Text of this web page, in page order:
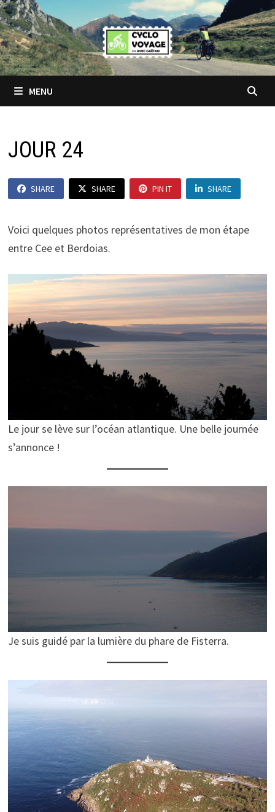
Passer
au
contenu
MENU
JOUR 24
SHARE SHARE PIN IT SHARE
Voici quelques photos représentatives de mon étape
entre Cee et Berdoias.
Le jour se lève sur l’océan atlantique. Une belle journée
s’annonce !
Je suis guidé par la lumière du phare de Fisterra.